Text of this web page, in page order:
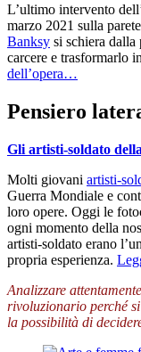
L’ultimo intervento
marzo 2021 sulla
Banksy si schiera
carcere e trasformarlo
dell’opera…
Pensiero
Gli artisti-soldato
Molti giovani artisti-
Guerra Mondiale e
loro opere. Oggi le
ogni momento della
artisti-soldato erano
propria esperienza.
Analizzare
rivoluzionario perché
la possibilità di